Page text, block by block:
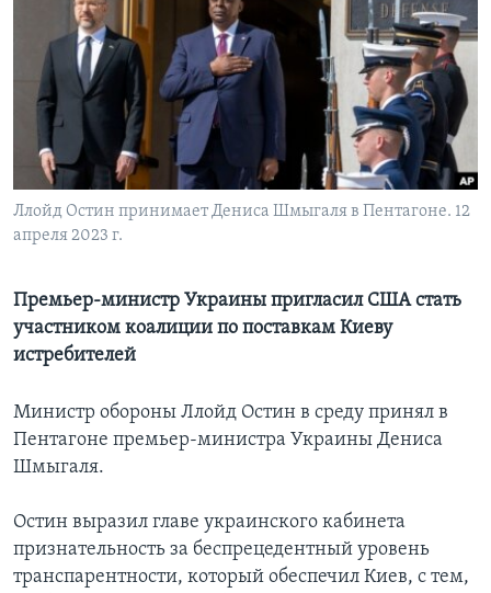
Learning English
СОЦИАЛЬНЫЕ СЕТИ
Языки
Ллойд Остин принимает Дениса Шмыгаля в Пентагоне. 12
апреля 2023 г.
Премьер-министр Украины пригласил США стать
участником коалиции по поставкам Киеву
истребителей
Министр обороны Ллойд Остин в среду принял в
Пентагоне премьер-министра Украины Дениса
Шмыгаля.
Остин выразил главе украинского кабинета
признательность за беспрецедентный уровень
транспарентности, который обеспечил Киев, с тем,